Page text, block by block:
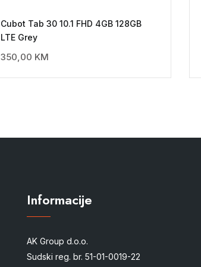
Cubot Tab 30 10.1 FHD 4GB 128GB
LTE Grey
350,00 KM
Informacije
AK Group d.o.o.
Sudski reg. br. 51-01-0019-22